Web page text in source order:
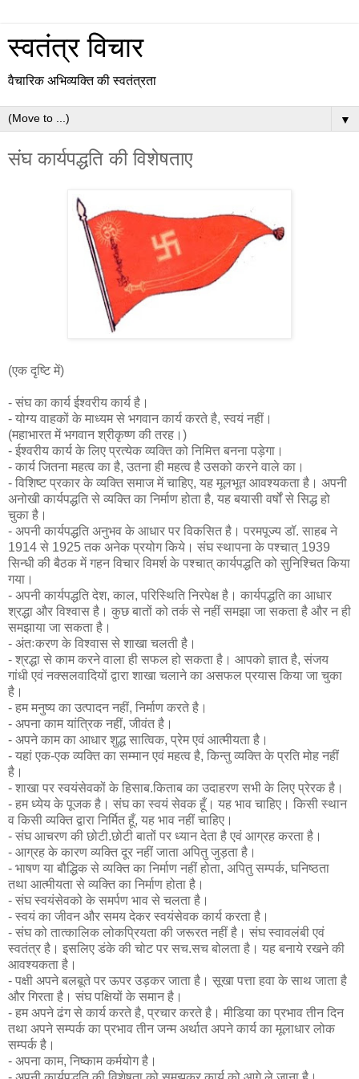
स्वतंत्र विचार
वैचारिक अभिव्यक्ति की स्वतंत्रता
▼
संघ कार्यपद्धति की विशेषताए
(एक दृष्टि में)
- संघ का कार्य ईश्वरीय कार्य है।
- योग्य वाहकों के माध्यम से भगवान कार्य करते है, स्वयं नहीं।
(महाभारत में भगवान श्रीकृष्ण की तरह।)
- ईश्वरीय कार्य के लिए प्रत्येक व्यक्ति को निमित्त बनना पड़ेगा।
- कार्य जितना महत्व का है, उतना ही महत्व है उसको करने वाले का।
- विशिष्ट प्रकार के व्यक्ति समाज में चाहिए, यह मूलभूत आवश्यकता है। अपनी
अनोखी कार्यपद्धति से व्यक्ति का निर्माण होता है, यह बयासी वर्षों से सिद्ध हो
चुका है।
- अपनी कार्यपद्धति अनुभव के आधार पर विकसित है। परमपूज्य डॉ. साहब ने
1914 से 1925 तक अनेक प्रयोग किये। संघ स्थापना के पश्चात् 1939
सिन्धी की बैठक में गहन विचार विमर्श के पश्चात् कार्यपद्धति को सुनिश्चित किया
गया।
- अपनी कार्यपद्धति देश, काल, परिस्थिति निरपेक्ष है। कार्यपद्धति का आधार
श्रद्धा और विश्वास है। कुछ बातों को तर्क से नहीं समझा जा सकता है और न ही
समझाया जा सकता है।
- अंतःकरण के विश्वास से शाखा चलती है।
- श्रद्धा से काम करने वाला ही सफल हो सकता है। आपको ज्ञात है, संजय
गांधी एवं नक्सलवादियों द्वारा शाखा चलाने का असफल प्रयास किया जा चुका
है।
- हम मनुष्य का उत्पादन नहीं, निर्माण करते है।
- अपना काम यांत्रिक नहीं, जीवंत है।
- अपने काम का आधार शुद्ध सात्विक, प्रेम एवं आत्मीयता है।
- यहां एक-एक व्यक्ति का सम्मान एवं महत्व है, किन्तु व्यक्ति के प्रति मोह नहीं
है।
- शाखा पर स्वयंसेवकों के हिसाब.किताब का उदाहरण सभी के लिए प्रेरक है।
- हम ध्येय के पूजक है। संघ का स्वयं सेवक हूँ। यह भाव चाहिए। किसी स्थान
व किसी व्यक्ति द्वारा निर्मित हूँ, यह भाव नहीं चाहिए।
- संघ आचरण की छोटी.छोटी बातों पर ध्यान देता है एवं आग्रह करता है।
- आग्रह के कारण व्यक्ति दूर नहीं जाता अपितु जुड़ता है।
- भाषण या बौद्धिक से व्यक्ति का निर्माण नहीं होता, अपितु सम्पर्क, घनिष्ठता
तथा आत्मीयता से व्यक्ति का निर्माण होता है।
- संघ स्वयंसेवको के समर्पण भाव से चलता है।
- स्वयं का जीवन और समय देकर स्वयंसेवक कार्य करता है।
- संघ को तात्कालिक लोकप्रियता की जरूरत नहीं है। संघ स्वावलंबी एवं
स्वतंत्र है। इसलिए डंके की चोट पर सच.सच बोलता है। यह बनाये रखने की
आवश्यकता है।
- पक्षी अपने बलबूते पर ऊपर उड़कर जाता है। सूखा पत्ता हवा के साथ जाता है
और गिरता है। संघ पक्षियों के समान है।
- हम अपने ढंग से कार्य करते है, प्रचार करते है। मीडिया का प्रभाव तीन दिन
तथा अपने सम्पर्क का प्रभाव तीन जन्म अर्थात अपने कार्य का मूलाधार लोक
सम्पर्क है।
- अपना काम, निष्काम कर्मयोग है।